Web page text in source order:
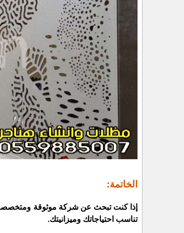
الخاتمة:
إذا كنت تبحث عن شركة موثوقة ومتخصصة
تناسب احتياجاتك وميزانيتك.